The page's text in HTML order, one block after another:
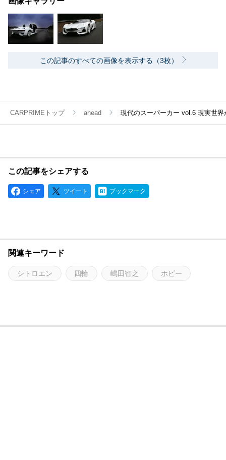
この記事のすべての画像を表示する（3枚）
CARPRIMEトップ ahead 現代のスーパーカー vol.6 現実世
この記事をシェアする
シェア ツイート ブックマーク
関連キーワード
シトロエン 四輪 嶋田智之 ホビー